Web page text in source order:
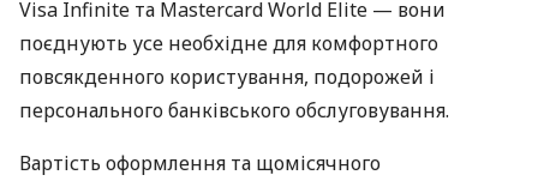
Visa Infinite та Mastercard World Elite — вони
поєднують усе необхідне для комфортного
повсякденного користування, подорожей і
персонального банківського обслуговування.
Вартість оформлення та щомісячного